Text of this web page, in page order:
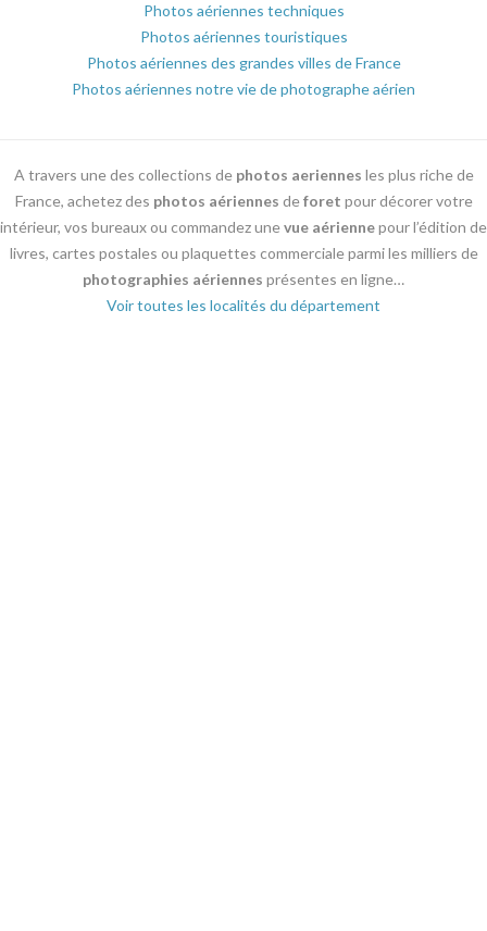
Photos aériennes techniques
Photos aériennes touristiques
Photos aériennes des grandes villes de France
Photos aériennes notre vie de photographe aérien
A travers une des collections de photos aeriennes les plus riche de
France, achetez des photos aériennes deforet pour décorer votre
intérieur, vos bureaux ou commandez unevue aériennepour l’édition de
livres, cartes postales ou plaquettes commerciale parmi les milliers de
photographies aériennes présentes en ligne…
Voir toutes les localités du département